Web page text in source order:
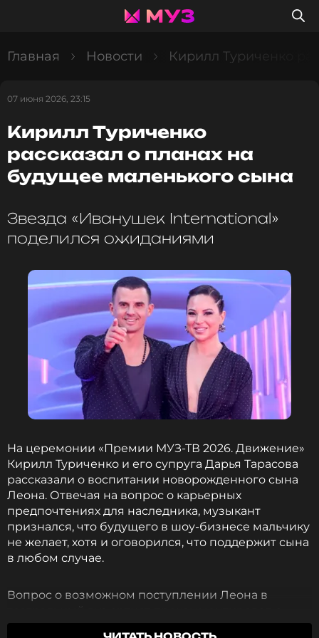
Главная Новости Кирилл Туриченко
07 июня 2026, 23:15
Кирилл Туриченко
рассказал о планах на
будущее маленького сына
Звезда «Иванушек International»
поделился ожиданиями
На церемонии «Премии МУЗ-ТВ 2026. Движение»
Кирилл Туриченко и его супруга Дарья Тарасова
рассказали о воспитании новорожденного сына
Леона. Отвечая на вопрос о карьерных
предпочтениях для наследника, музыкант
признался, что будущего в шоу-бизнесе мальчику
не желает, хотя и оговорился, что поддержит сына
в любом случае.
Вопрос о возможном поступлении Леона в
юмором:«Мы сделаем МХАТовскую паузу».